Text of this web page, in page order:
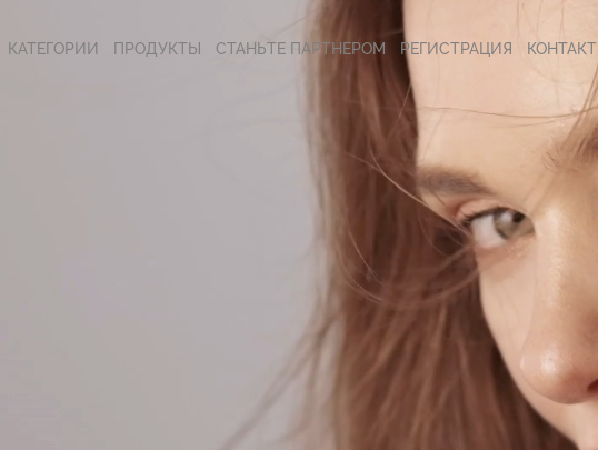
КАТЕГОРИИ ПРОДУКТЫ СТАНЬТЕ ПАРТНЕРОМ РЕГИСТРАЦИЯ КОНТАКТ